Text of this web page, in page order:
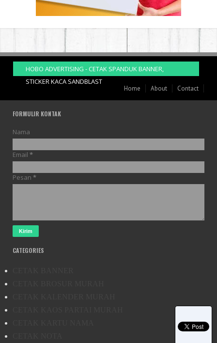
HOBO ADVERTISING - CETAK SPANDUK BANNER,
STICKER KACA SANDBLAST
Home About Contact
FORMULIR KONTAK
Nama
Email *
Pesan *
CATEGORIES